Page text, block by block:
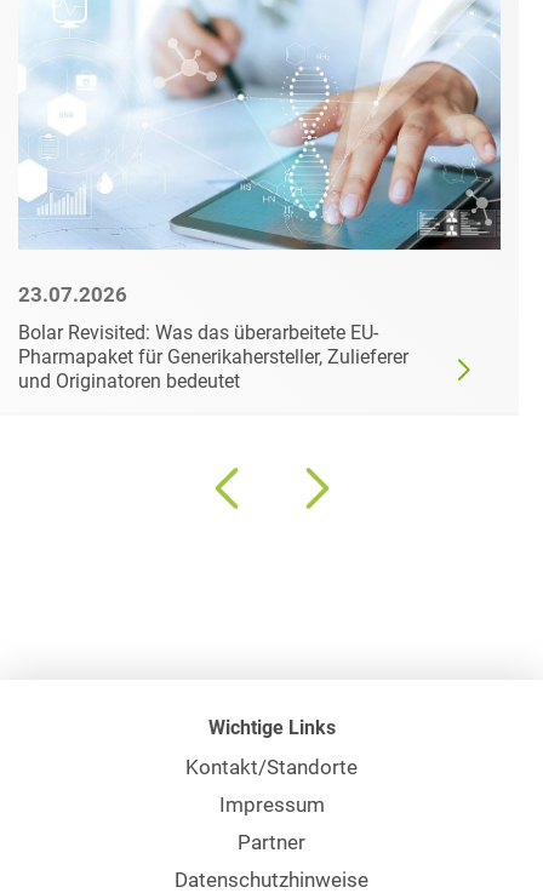
23.07.2026
Bolar Revisited: Was das überarbeitete EU-
Pharmapaket für Generikahersteller, Zulieferer
und Originatoren bedeutet
Wichtige Links
Kontakt/Standorte
Impressum
Partner
Datenschutzhinweise